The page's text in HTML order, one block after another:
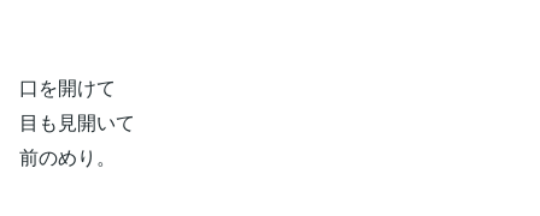
口を開けて
目も見開いて
前のめり。